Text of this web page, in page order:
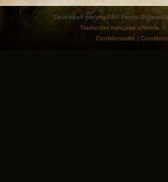
Développé par phpBB® Forum Software
Traduction française officielle ©
Confidentialité |